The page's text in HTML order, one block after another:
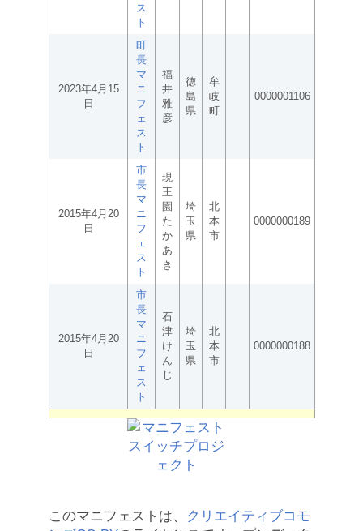
ス
ト
2023年4月15
日
町
長
マ
ニ
フ
ェ
ス
ト
福
井
雅
彦
徳
島
県
牟
岐
町
0000001106
2015年4月20
日
市
長
マ
ニ
フ
ェ
ス
ト
現
王
園
た
か
あ
き
埼
玉
県
北
本
市
0000000189
2015年4月20
日
市
長
マ
ニ
フ
ェ
ス
ト
石
津
け
ん
じ
埼
玉
県
北
本
市
0000000188
このマニフェストは、
クリエイティブコモ